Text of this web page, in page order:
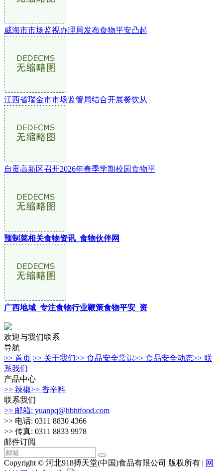
威海市市场监视办理局发布食物平安凸起
江西省瑞金市市场监管局结合开展餐饮从
自贡高新区召开2026年春季学期校园食物平
预制菜相关食物资讯_食物伙伴网
广西地域_专注食物行业鞭策食物平安_资
欢迎与我们联系
导航
>> 首页 >> 关于我们>> 食品安全常识>> 食品安全动态>> 联
系我们
产品中心
>> 辣椒>> 香辛料
联系我们
>> 邮箱: yuanpq@hbhtfood.com
>> 电话: 0311 8830 4366
>> 传真: 0311 8833 9978
邮件订阅
Copyright © 河北918搏天堂(中国)食品有限公司 版权所有 | 网